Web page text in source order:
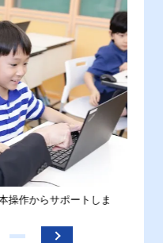
操作からサポートしま